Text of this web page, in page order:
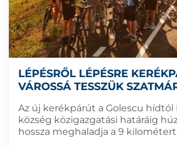
LÉPÉSRŐL LÉPÉSRE
VÁROSSÁ TESSZÜK
Az új kerékpárút a Golescu hídtól
község közigazgatási határáig
hossza meghaladja a 9